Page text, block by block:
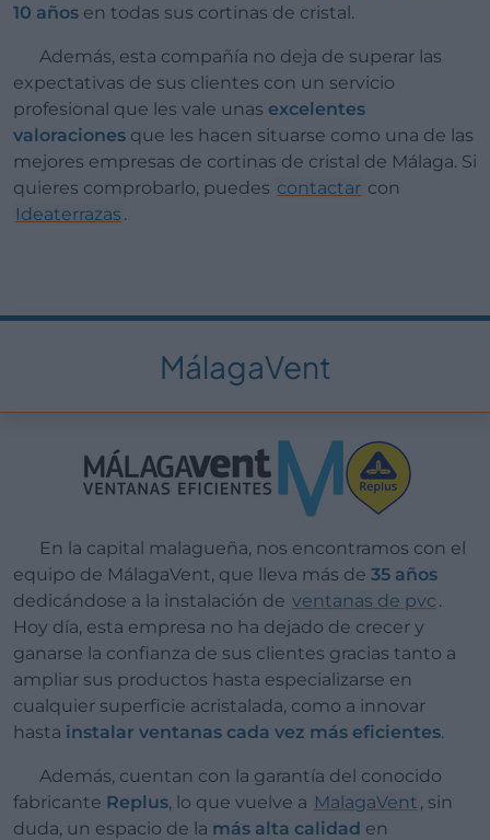
10 años en todas sus cortinas de cristal.
Además, esta compañía no deja de superar las
expectativas de sus clientes con un servicio
profesional que les vale unas excelentes
valoraciones que les hacen situarse como una de las
mejores empresas de cortinas de cristal de Málaga. Si
quieres comprobarlo, puedes contactar con
Ideaterrazas .
MálagaVent
En la capital malagueña, nos encontramos con el
equipo de MálagaVent, que lleva más de 35 años
dedicándose a la instalación de ventanas de pvc .
Hoy día, esta empresa no ha dejado de crecer y
ganarse la confianza de sus clientes gracias tanto a
ampliar sus productos hasta especializarse en
cualquier superficie acristalada, como a innovar
hasta instalar ventanas cada vez más eficientes.
Además, cuentan con la garantía del conocido
fabricante Replus, lo que vuelve a MalagaVent , sin
duda, un espacio de la más alta calidad en